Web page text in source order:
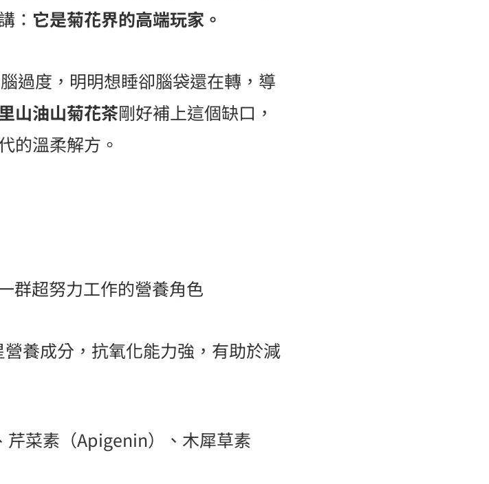
： 它是菊花界的高端玩家。
過度，明明想睡卻腦袋還在轉，導
山油山菊花茶剛好補上這個缺口，
的溫柔解方。
群超努力工作的營養角色
養成分，抗氧化能力強，有助於減
菜素（Apigenin）、木犀草素